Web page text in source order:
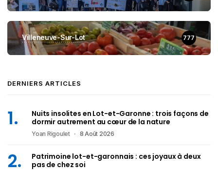
Villeneuve-Sur-Lot 777
DERNIERS ARTICLES
Nuits insolites en Lot-et-Garonne : trois façons de
dormir autrement au cœur de la nature
Yoan Rigoulet 8 Août 2026
Patrimoine lot-et-garonnais : ces joyaux à deux
pas de chez soi